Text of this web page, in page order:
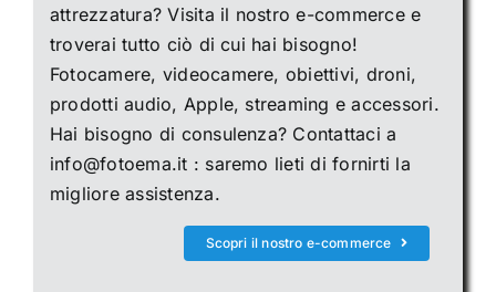
attrezzatura? Visita il nostro e-commerce e
troverai tutto ciò di cui hai bisogno!
Fotocamere, videocamere, obiettivi, droni,
prodotti audio, Apple, streaming e accessori.
Hai bisogno di consulenza? Contattaci a
info@fotoema.it : saremo lieti di fornirti la
migliore assistenza.
Scopri il nostro e-commerce